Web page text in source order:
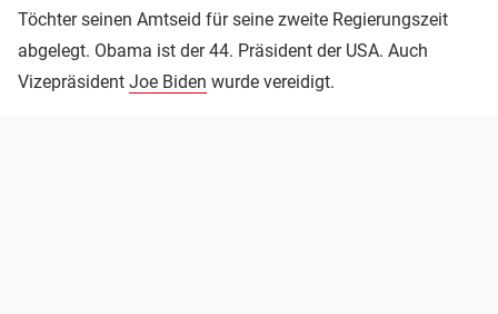
Töchter seinen Amtseid für seine zweite Regierungszeit
abgelegt. Obama ist der 44. Präsident der USA. Auch
Vizepräsident Joe Biden wurde vereidigt.